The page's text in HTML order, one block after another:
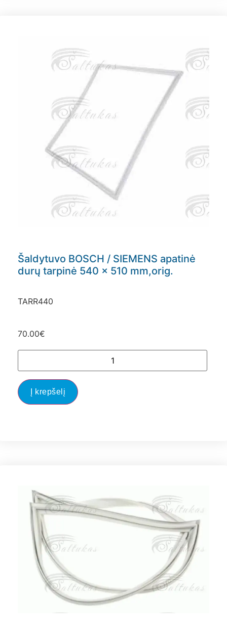
Šaldytuvo BOSCH / SIEMENS apatinė
durų tarpinė 540 x 510 mm,orig.
TARR440
70.00€
Į krepšelį